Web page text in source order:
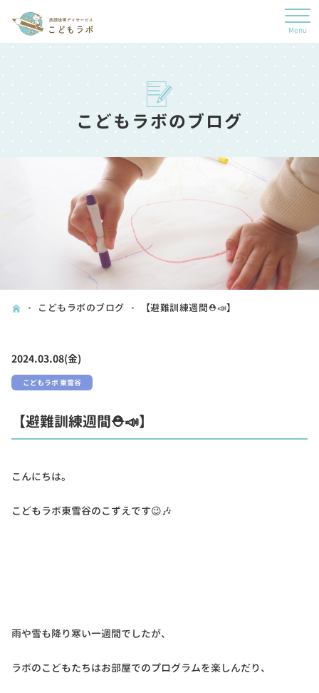
こどもラボのブログ
こどもラボのブログ 【避難訓練週間⛑📣】
2024.03.08(金)
こどもラボ 東雪谷
【避難訓練週間⛑📣】
こんにちは。
こどもラボ東雪谷のこずえです😉🎶
雨や雪も降り寒い一週間でしたが、
ラボのこどもたちはお部屋でのプログラムを楽しんだり、